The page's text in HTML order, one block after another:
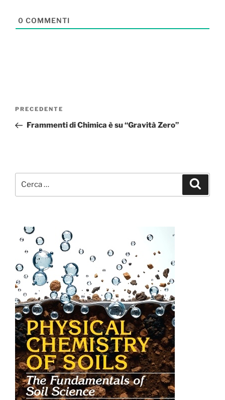
0 COMMENTI
Navigazione
Articolo
precedente:
PRECEDENTE
Frammenti di Chimica è su “Gravità Zero”